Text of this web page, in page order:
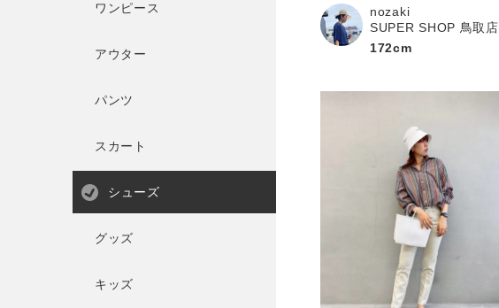
ワンピース
アウター
パンツ
スカート
シューズ
グッズ
キッズ
nozaki
SUPER SHOP 鳥取店
172cm